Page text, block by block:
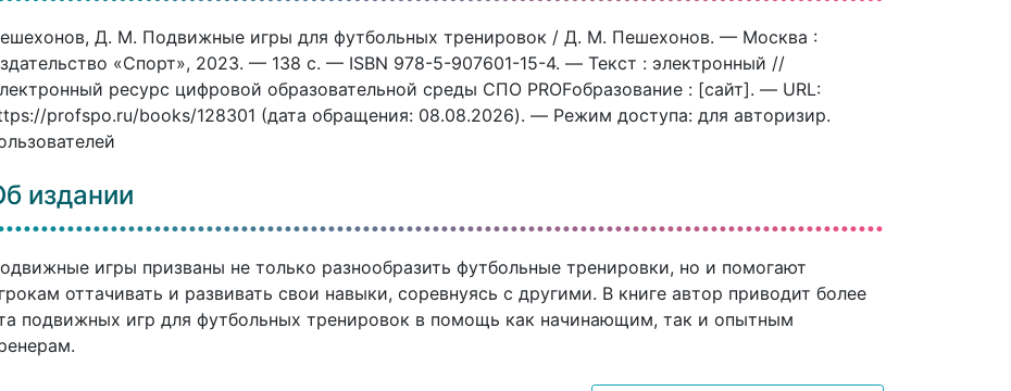
Д. М. Подвижные игры для футбольных тренировок / Д. М. Пешехонов. — Москва :
«Спорт», 2023. — 138 c. — ISBN 978-5-907601-15-4. — Текст : электронный //
ресурс цифровой образовательной среды СПО PROFобразование : [сайт]. — URL:
profspo.ru/books/128301 (дата обращения: 08.08.2026). — Режим доступа: для авторизир.
издании
игры призваны не только разнообразить футбольные тренировки, но и помогают
оттачивать и развивать свои навыки, соревнуясь с другими. В книге автор приводит более
подвижных игр для футбольных тренировок в помощь как начинающим, так и опытным